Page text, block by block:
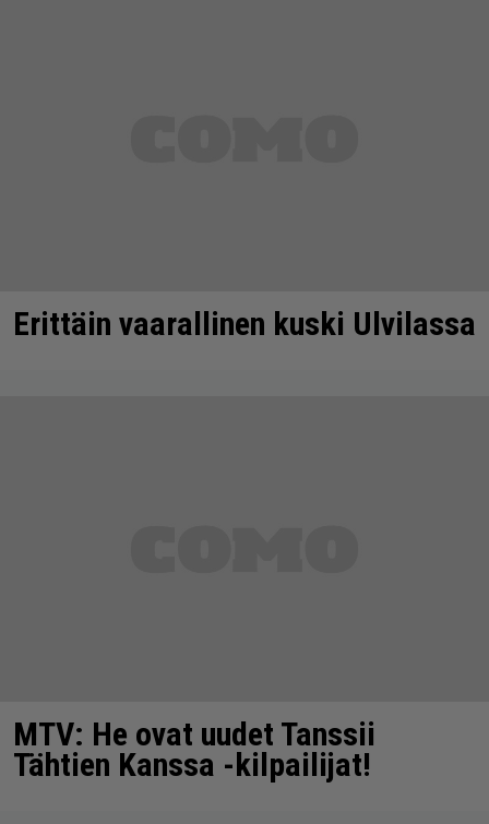
Erittäin vaarallinen kuski Ulvilassa
MTV: He ovat uudet Tanssii
Tähtien Kanssa -kilpailijat!